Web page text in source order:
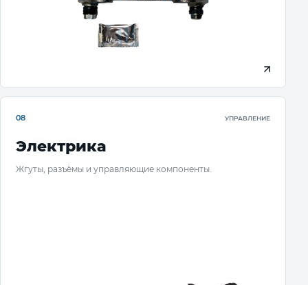
08 УПРАВЛЕНИЕ
Электрика
Жгуты, разъёмы и управляющие компоненты.